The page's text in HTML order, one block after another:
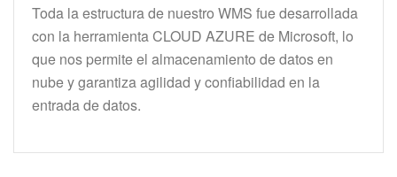
Toda la estructura de nuestro WMS fue desarrollada
con la herramienta CLOUD AZURE de Microsoft, lo
que nos permite el almacenamiento de datos en
nube y garantiza agilidad y confiabilidad en la
entrada de datos.